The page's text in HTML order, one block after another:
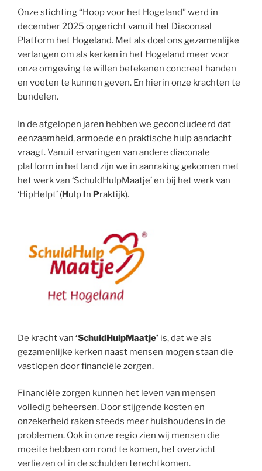
Onze stichting “Hoop voor het Hogeland” werd in
december 2025 opgericht vanuit het Diaconaal
Platform het Hogeland. Met als doel ons gezamenlijke
verlangen om als kerken in het Hogeland meer voor
onze omgeving te willen betekenen concreet handen
en voeten te kunnen geven. En hierin onze krachten te
bundelen.
In de afgelopen jaren hebben we geconcludeerd dat
eenzaamheid, armoede en praktische hulp aandacht
vraagt. Vanuit ervaringen van andere diaconale
platform in het land zijn we in aanraking gekomen met
het werk van ‘SchuldHulpMaatje’ en bij het werk van
‘HipHelpt’ (Hulp In Praktijk).
De kracht van ‘SchuldHulpMaatje’ is, dat we als
gezamenlijke kerken naast mensen mogen staan die
vastlopen door financiële zorgen.
Financiële zorgen kunnen het leven van mensen
volledig beheersen. Door stijgende kosten en
onzekerheid raken steeds meer huishoudens in de
problemen. Ook in onze regio zien wij mensen die
moeite hebben om rond te komen, het overzicht
verliezen of in de schulden terechtkomen.